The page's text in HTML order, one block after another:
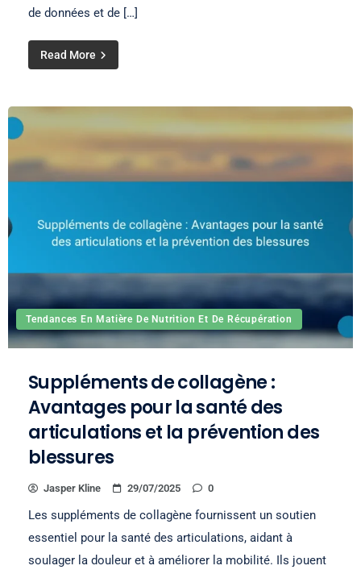
de données et de […]
Read More
Tendances En Matière De Nutrition Et De Récupération
Suppléments de collagène :
Avantages pour la santé des
articulations et la prévention des
blessures
Jasper Kline 29/07/2025 0
Les suppléments de collagène fournissent un soutien
essentiel pour la santé des articulations, aidant à
soulager la douleur et à améliorer la mobilité. Ils jouent